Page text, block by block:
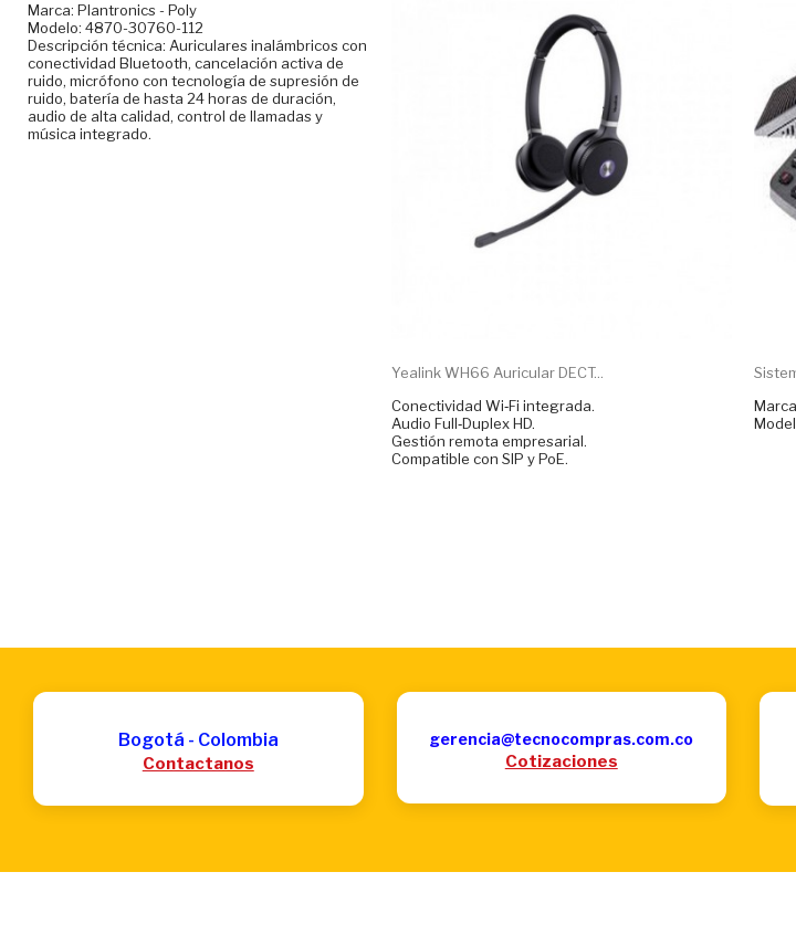
Marca: Plantronics - Poly
Modelo: 4870-30760-112
Descripción técnica: Auriculares inalámbricos con
conectividad Bluetooth, cancelación activa de
ruido, micrófono con tecnología de supresión de
ruido, batería de hasta 24 horas de duración,
audio de alta calidad, control de llamadas y
música integrado.
Yealink WH66 Auricular DECT...
Conectividad Wi‑Fi integrada.
Audio Full‑Duplex HD.
Gestión remota empresarial.
Compatible con SIP y PoE.
Bogotá - Colombia
Contactanos
gerencia@tecnocompras.com.co
Cotizaciones